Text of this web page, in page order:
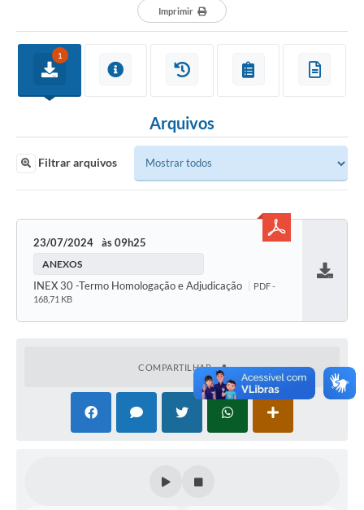
Imprimir
1
Arquivos
Filtrar arquivos
23/07/2024 09h25
ANEXOS
INEX 30 -Termo Homologação e Adjudicação
PDF -
168,71 KB
COMPARTILHAR